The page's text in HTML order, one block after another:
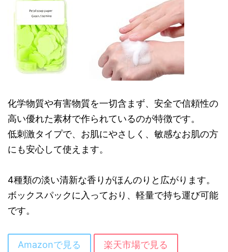
化学物質や有害物質を一切含まず、安全で信頼性の
高い優れた素材で作られているのが特徴です。
低刺激タイプで、お肌にやさしく、敏感なお肌の方
にも安心して使えます。
4種類の淡い清新な香りがほんのりと広がります。
ボックスパックに入っており、軽量で持ち運び可能
です。
Amazonで見る 楽天市場で見る